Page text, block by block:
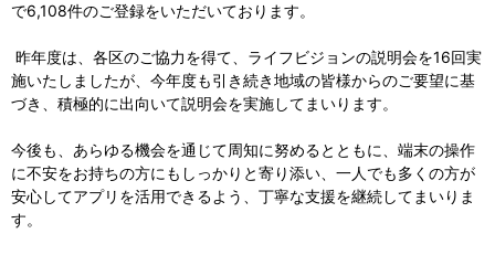
で6,108件のご登録をいただいております。
昨年度は、各区のご協力を得て、ライフビジョンの説明会を16回実
施いたしましたが、今年度も引き続き地域の皆様からのご要望に基
づき、積極的に出向いて説明会を実施してまいります。
今後も、あらゆる機会を通じて周知に努めるとともに、端末の操作
に不安をお持ちの方にもしっかりと寄り添い、一人でも多くの方が
安心してアプリを活用できるよう、丁寧な支援を継続してまいりま
す。